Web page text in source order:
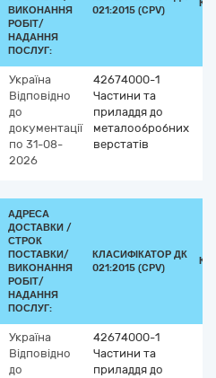
ВИКОНАННЯ
РОБІТ/
НАДАННЯ
ПОСЛУГ:
021:2015 (CPV)
Україна
Відповідно
до
документації
по 31-08-
2026
42674000-1
Частини та
приладдя до
металообробних
верстатів
АДРЕСА
ДОСТАВКИ /
СТРОК
ПОСТАВКИ/
ВИКОНАННЯ
РОБІТ/
НАДАННЯ
ПОСЛУГ:
КЛАСИФІКАТОР ДК
021:2015 (CPV)
Україна
Відповідно
до
42674000-1
Частини та
приладдя до